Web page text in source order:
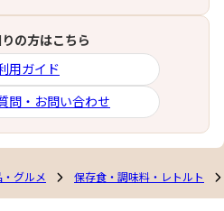
の方はこちら
用ガイド
問・お問い合わせ
グルメ 保存食・調味料・レトルト